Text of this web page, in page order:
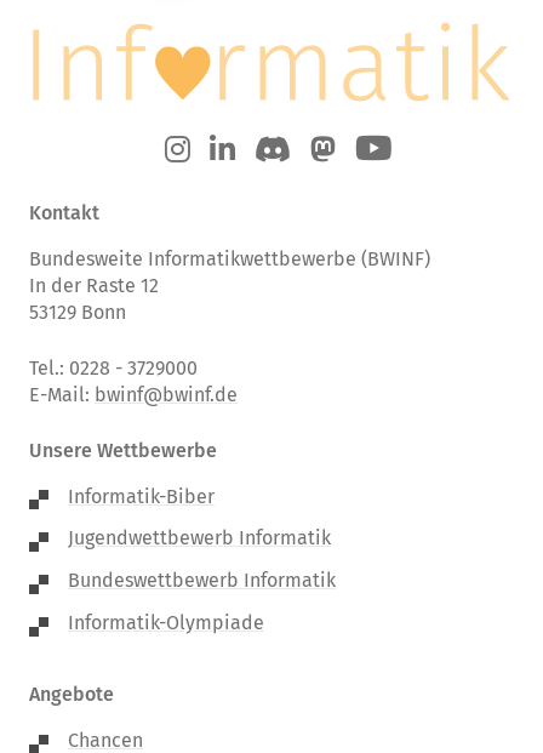
Kontakt
Bundesweite Informatikwettbewerbe (BWINF)
In der Raste 12
53129 Bonn
Tel.: 0228 - 3729000
E-Mail: bwinf@bwinf.de
Unsere Wettbewerbe
Informatik-Biber
Jugendwettbewerb Informatik
Bundeswettbewerb Informatik
Informatik-Olympiade
Angebote
Chancen